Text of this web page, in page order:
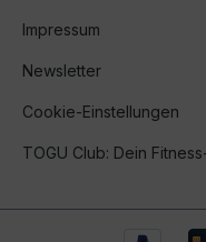
Impressum
Newsletter
Cookie-Einstellungen
TOGU Club: Dein